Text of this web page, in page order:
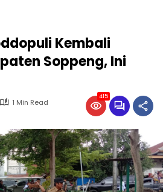
Kembali
Soppeng, Ini
1 Min Read
415